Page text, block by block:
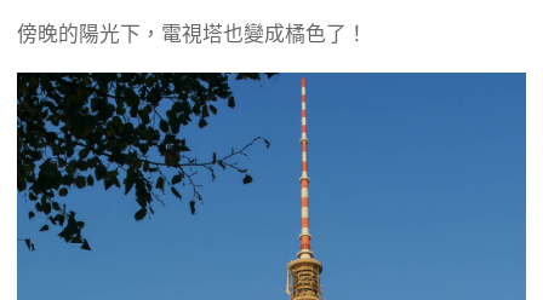
傍晚的陽光下，電視塔也變成橘色了！